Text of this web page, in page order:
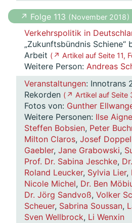
↗ Folge 113 ( November 2018 )
Verkehrspolitik in
„Zukunftsbündnis Schiene“
Arbeit ( ↗ Artikel auf Seite 11,
Weitere Person: Andreas
Veranstaltungen: Innotrans
Rekorden ( ↗ Artikel auf Seite
Fotos von: Gunther
Weitere Personen: Ilse
Steffen Bobsien, Peter
Milton Claros, Josef
Gaebler, Jane Grabowski,
Prof. Dr. Sabina Jeschke,
Roland Leucker, Sylvia Lier,
Nicole Michel, Dr. Ben
Dr. Jörg Sandvoß, Volker
Scheuer, Sabrina Soussan,
Sven Wellbrock, Li Wenxin